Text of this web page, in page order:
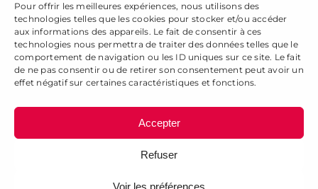
Pour offrir les meilleures expériences, nous utilisons des
technologies telles que les cookies pour stocker et/ou accéder
aux informations des appareils. Le fait de consentir à ces
technologies nous permettra de traiter des données telles que le
comportement de navigation ou les ID uniques sur ce site. Le fait
de ne pas consentir ou de retirer son consentement peut avoir un
effet négatif sur certaines caractéristiques et fonctions.
Accepter
Refuser
Voir les préférences
Alsagraphic 2025 - Tous droits réservés -Mentions légales